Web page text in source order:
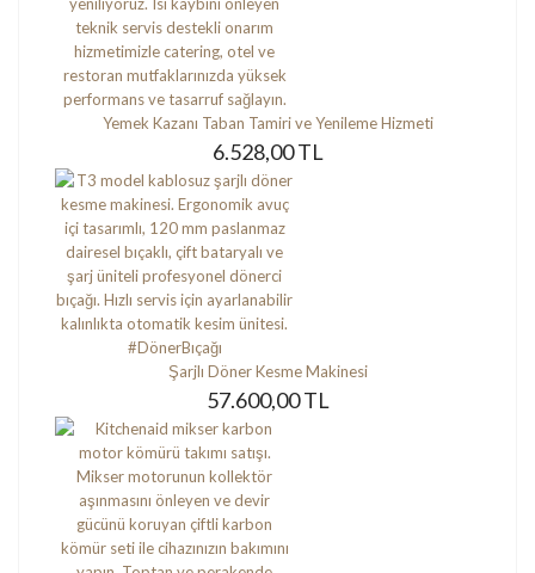
Yemek Kazanı Taban Tamiri ve Yenileme Hizmeti
6.528,00 TL
Şarjlı Döner Kesme Makinesi
57.600,00 TL